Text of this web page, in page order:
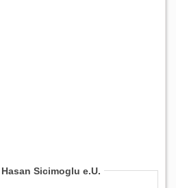
Sicimoglu e.U.